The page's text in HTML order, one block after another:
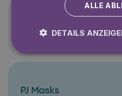
Polly Pocket
PJ Masks
ALLE
DETAILS